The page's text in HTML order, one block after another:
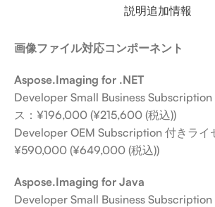
説明追加情報
画像ファイル対応コンポーネント
Aspose.Imaging for .NET
Developer Small Business
ス：¥196,000 (¥215,600 (税込))
Developer OEM Subscription 付きライ
¥590,000 (¥649,000 (税込))
Aspose.Imaging for Java
Developer Small Business